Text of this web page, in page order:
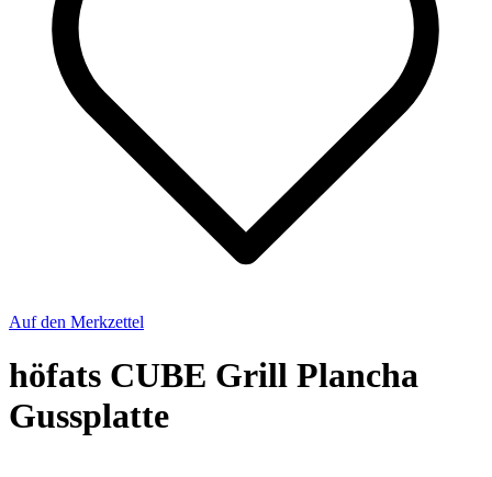
Auf den Merkzettel
höfats CUBE Grill Plancha
Gussplatte